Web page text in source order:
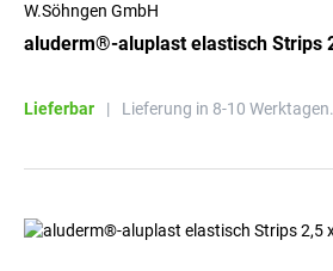
W.Söhngen GmbH
Lieferbar | Lieferung in 8-10 Werktagen.